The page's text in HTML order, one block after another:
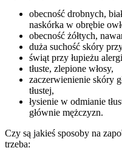
obecność drobnych,
naskórka w obrębie
obecność żółtych,
duża suchość skóry
świąt przy łupieżu
tłuste, zlepione włosy,
zaczerwienienie skóry
tłustej,
łysienie w odmianie
głównie mężczyzn.
Czy są jakieś sposoby na
trzeba: